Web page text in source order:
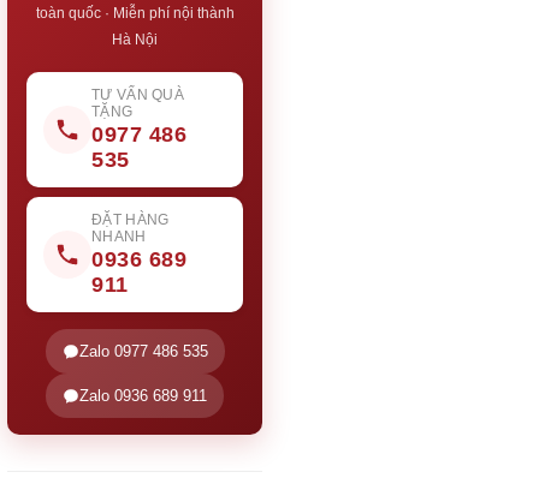
toàn quốc · Miễn phí nội thành
Hà Nội
TƯ VẤN QUÀ
TẶNG
0977 486
535
ĐẶT HÀNG
NHANH
0936 689
911
Zalo 0977 486 535
Zalo 0936 689 911